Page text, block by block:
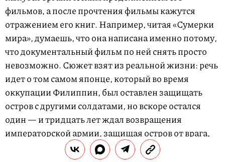
фильмов, а после прочтения фильмы кажутся
отражением его книг. Например, читая «Сумерки
мира», думаешь, что она написана именно потому,
что документальный фильм по ней снять просто
невозможно. Сюжет взят из реальной жизни: речь
идет о том самом японце, который во время
оккупации Филиппин, был оставлен защищать
остров с другими солдатами, но вскоре остался
один — и тридцать лет ждал возвращения
императорской армии, защищая остров от врага,
которого не было. Херцог пытается воспроизвести